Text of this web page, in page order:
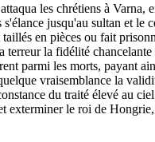
les chrétiens à
jusqu'au sultan et le
en pièces ou fait
la fidélité
parmi les morts, payant
vraisemblance la
du traité élevé au
exterminer le roi de